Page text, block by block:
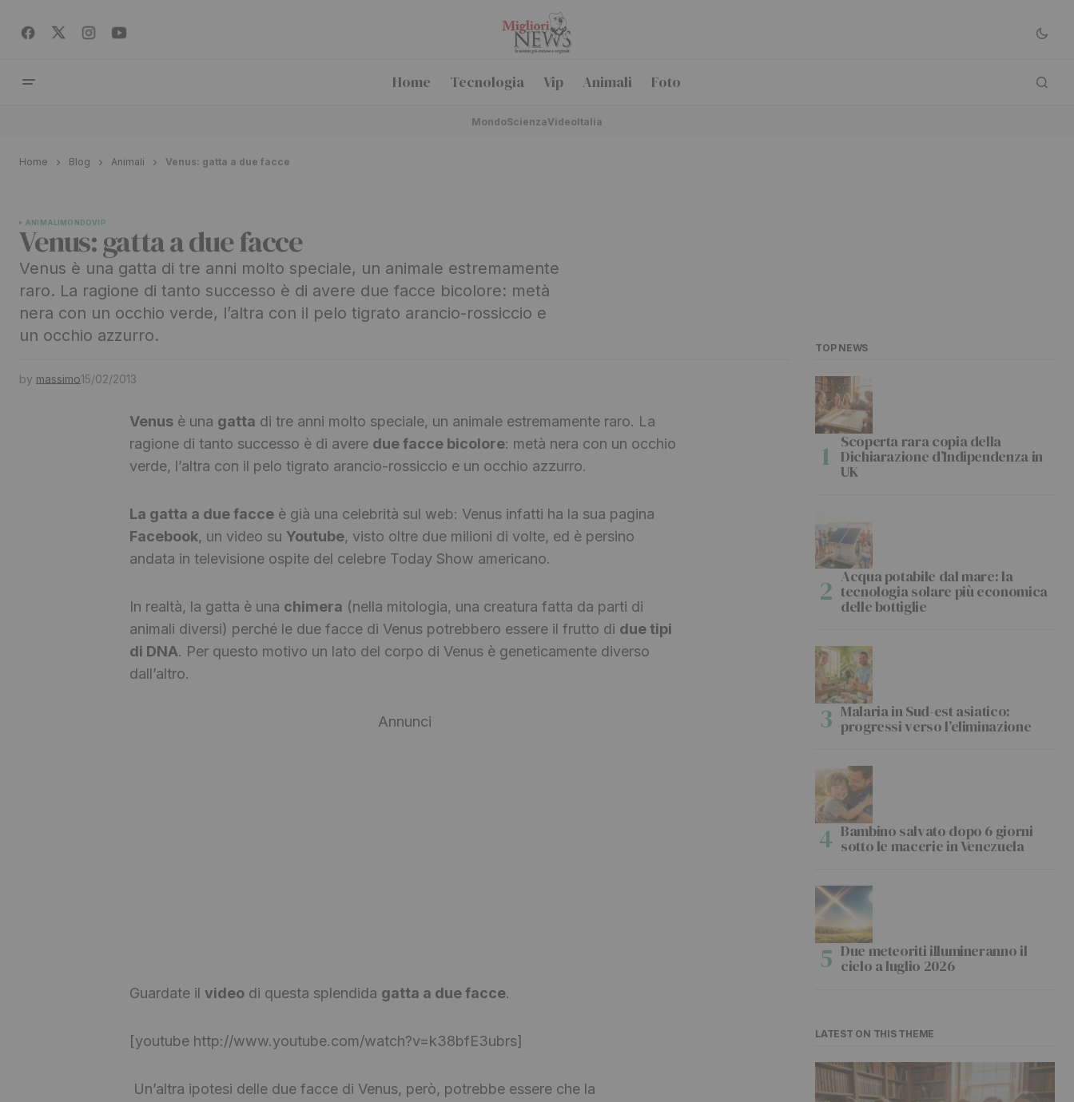
Home Tecnologia Vip Animali Foto
MondoScienzaVideoItalia
Home Blog Animali Venus: gatta a due facce
ANIMALIMONDOVIP
Venus: gatta a due facce
Venus è una gatta di tre anni molto speciale, un animale estremamente
raro. La ragione di tanto successo è di avere due facce bicolore: metà
nera con un occhio verde, l’altra con il pelo tigrato arancio-rossiccio e
un occhio azzurro.
by massimo15/02/2013
Venus è una gatta di tre anni molto speciale, un animale estremamente raro. La
ragione di tanto successo è di avere due facce bicolore: metà nera con un occhio
verde, l’altra con il pelo tigrato arancio-rossiccio e un occhio azzurro.
La gatta a due facce è già una celebrità sul web: Venus infatti ha la sua pagina
Facebook, un video su Youtube, visto oltre due milioni di volte, ed è persino
andata in televisione ospite del celebre Today Show americano.
In realtà, la gatta è una chimera (nella mitologia, una creatura fatta da parti di
animali diversi) perché le due facce di Venus potrebbero essere il frutto di due tipi
di DNA. Per questo motivo un lato del corpo di Venus è geneticamente diverso
dall’altro.
Annunci
Guardate il video di questa splendida gatta a due facce.
[youtube http://www.youtube.com/watch?v=k38bfE3ubrs]
Un’altra ipotesi delle due facce di Venus, però, potrebbe essere che la
TOP NEWS
Scoperta rara copia della
Dichiarazione d’Indipendenza in
UK
Acqua potabile dal mare: la
tecnologia solare più economica
delle bottiglie
Malaria in Sud-est asiatico:
progressi verso l’eliminazione
Bambino salvato dopo 6 giorni
sotto le macerie in Venezuela
Due meteoriti illumineranno il
cielo a luglio 2026
LATEST ON THIS THEME